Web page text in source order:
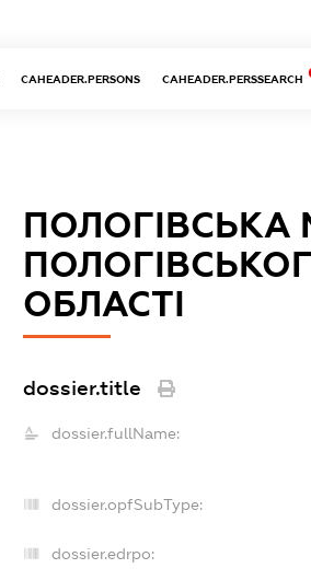
CAHEADER.PERSONS CAHEADER.PERSSEARCH
ПОЛОГІВСЬКА
ОБЛАСТІ
dossier.title
dossier.fullName:
dossier.opfSubType:
dossier.edrpo: